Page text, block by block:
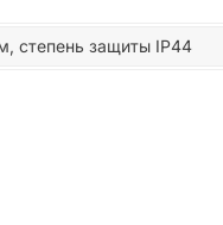
степень защиты IP44